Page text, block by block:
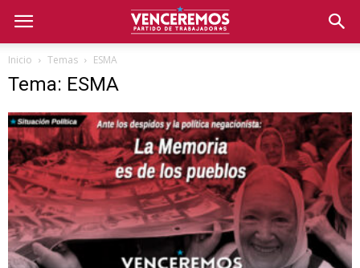
Inicio Temas ESMA
Tema: ESMA